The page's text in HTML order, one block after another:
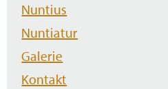
Nuntius
Nuntiatur
Galerie
Kontakt